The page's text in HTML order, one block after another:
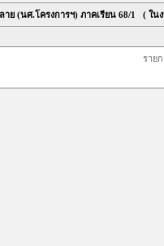
ย (นศ.โครงการฯ) ภาคเรียน 68/1 ( ใน
ราย